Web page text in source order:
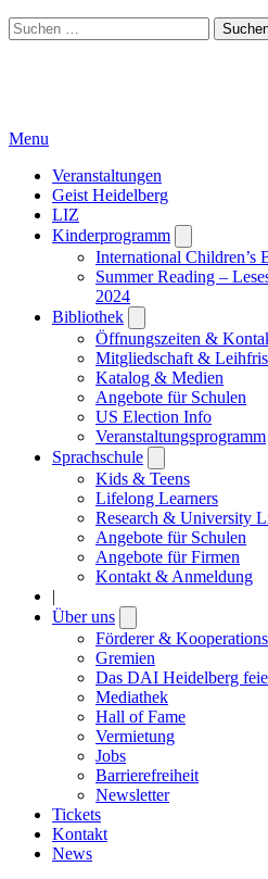
Suchen
nach:
Menu
Veranstaltungen
Geist Heidelberg
LIZ
Kinderprogramm
submenu
International Children’s
Summer Reading –
2024
Bibliothek
submenu
Öffnungszeiten &
Mitgliedschaft &
Katalog & Medien
Angebote für Schulen
US Election Info
Veranstaltungsprogramm
Sprachschule
submenu
Kids & Teens
Lifelong Learners
Research & University
Angebote für Schulen
Angebote für Firmen
Kontakt & Anmeldung
|
Über uns
submenu
Förderer &
Gremien
Das DAI Heidelberg
Mediathek
Hall of Fame
Vermietung
Jobs
Barrierefreiheit
Newsletter
Tickets
Kontakt
News